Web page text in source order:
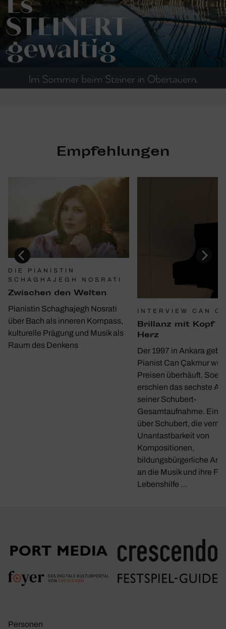
Empfehlungen
DIE PIANISTIN
SCHAGHAJEGH NOSRATI
Zwischen den Welten
Pianistin Schaghajegh Nosrati
über Bach als inneren Kompass,
kulturelle Prägung und Musik als
Raum des Denkens
INTERVIEW CAN
Bril­lanz mit Kopf
Herz
Der 1997 in Ankara
Pianist Can Çakmur
Preisen überhäuft.
erschien das sechste
seiner Schubert-
Gesamtaufnahme. Ein
über Schubert, die
Unantastbarkeit von
Kompositionen,
bildungsbürgerliche
an die Musik und ihre
Lebenshilfe …
Personen